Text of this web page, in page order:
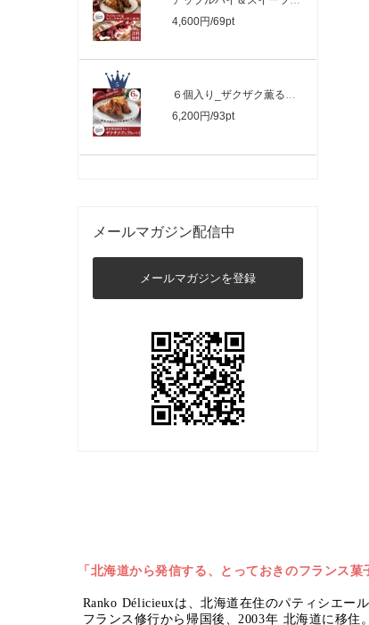
4,600円/69pt
６個入り_ザクザク薫るアップルパイ
6,200円/93pt
メールマガジン配信中
メールマガジンを登録